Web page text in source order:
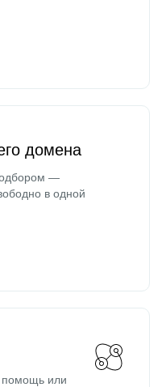
домена
—
в одной
помощь или